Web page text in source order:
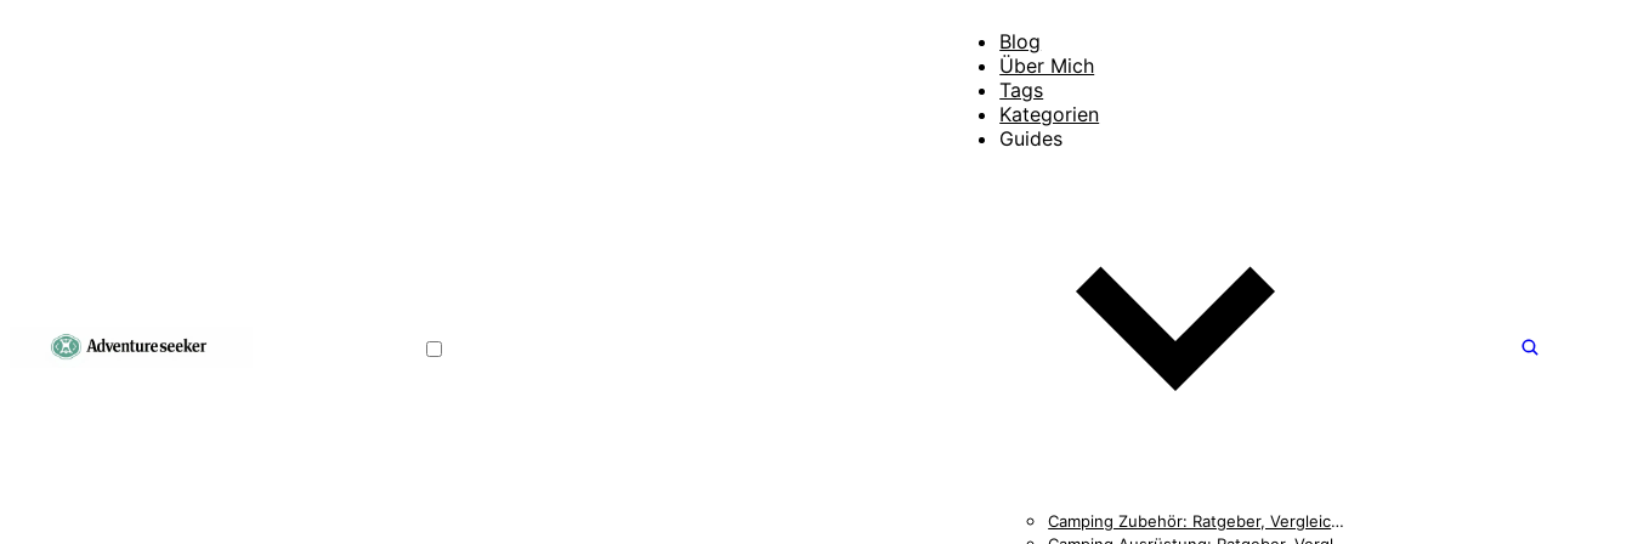
Blog
Über Mich
Tags
Kategorien
Guides
Camping Zubehör: Ratgeber, Vergleiche & Empfehlungen [2026]